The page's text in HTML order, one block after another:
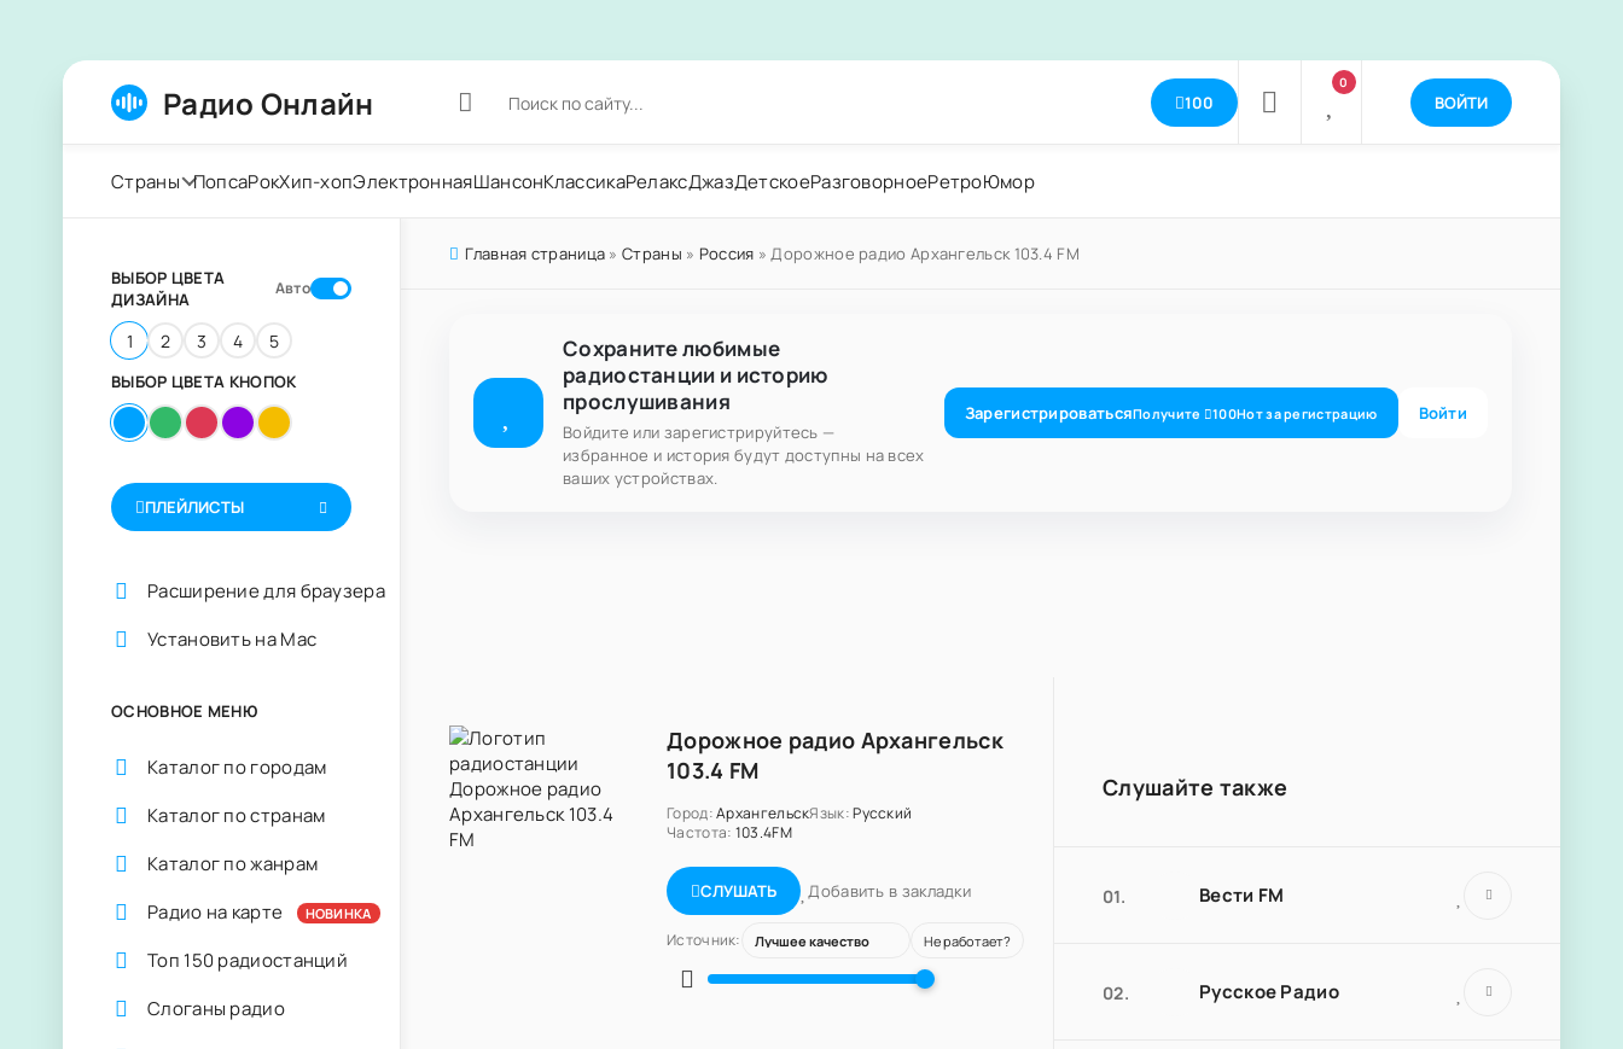
Радио Онлайн 100
0
ВОЙТИ
Страны ПопсаРокХип-хопЭлектроннаяШансонКлассикаРелаксДжазДетскоеРазговорноеРетроЮмор
Главная страница »Страны » Россия » Дорожное радио Архангельск 103.4 FM
Сохраните любимые
радиостанции и историю
прослушивания
Войдите или зарегистрируйтесь —
избранное и история будут доступны на всех
ваших устройствах.
ЗарегистрироватьсяПолучите 100Нотза регистрацию Войти
Дорожное радио Архангельск
103.4 FM
Город:АрхангельскЯзык:Русский
Частота: 103.4FM
СЛУШАТЬ Добавить в закладки
Источник: Не работает?
Слушайте также
01. Вести FM
02. Русское Радио
ВЫБОР ЦВЕТА
ДИЗАЙНА
Авто
1 2 3 4 5
ВЫБОР ЦВЕТА КНОПОК
ПЛЕЙЛИСТЫ
Расширение для браузера
Установить на Mac
ОСНОВНОЕ МЕНЮ
Каталог по городам
Каталог по странам
Каталог по жанрам
Радио на карте
НОВИНКА
Топ 150 радиостанций
Слоганы радио